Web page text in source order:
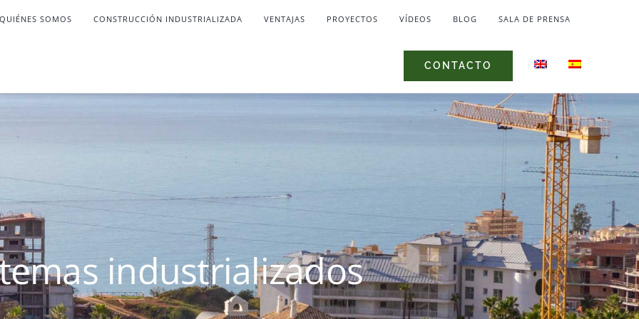
QUIÉNES SOMOS CONSTRUCCIÓN INDUSTRIALIZADA VENTAJAS PROYECTOS VÍDEOS BLOG SALA DE PRENSA
CONTACTO
industrializados